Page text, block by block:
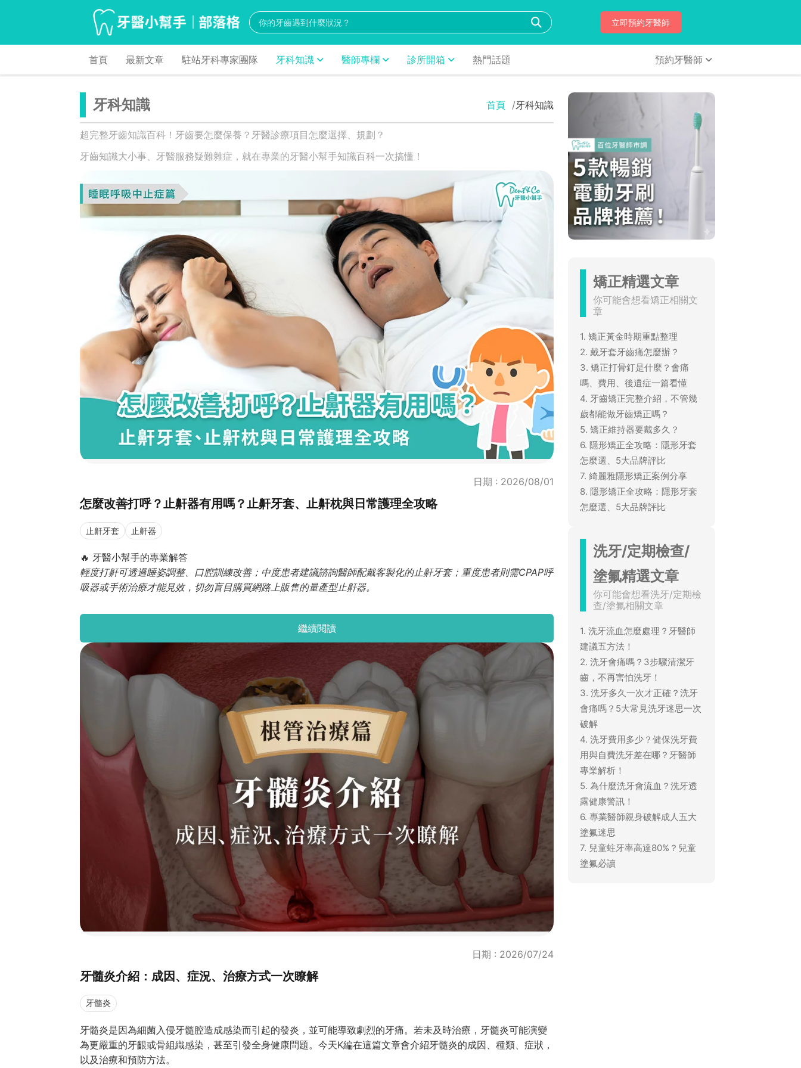
立即預約牙醫師
首頁 最新文章 駐站牙科專家團隊 牙科知識 醫師專欄 診所開箱 熱門話題 預約牙醫師
牙科知識 首頁 牙科知識
超完整牙齒知識百科！牙齒要怎麼保養？牙醫診療項目怎麼選擇、規劃？
牙齒知識大小事、牙醫服務疑難雜症，就在專業的牙醫小幫手知識百科一次搞懂！
日期 : 2026/08/01
怎麼改善打呼？止鼾器有用嗎？止鼾牙套、止鼾枕與日常護理全攻略
止鼾牙套 止鼾器
🔥 牙醫小幫手的專業解答
輕度打鼾可透過睡姿調整、口腔訓練改善；中度患者建議諮詢醫師配戴客製化的止鼾牙套；重度患者則需CPAP呼
吸器或手術治療才能見效，切勿盲目購買網路上販售的量產型止鼾器。
繼續閱讀
日期 : 2026/07/24
牙髓炎介紹：成因、症況、治療方式一次瞭解
牙髓炎
牙髓炎是因為細菌入侵牙髓腔造成感染而引起的發炎，並可能導致劇烈的牙痛。若未及時治療，牙髓炎可能演變
為更嚴重的牙齦或骨組織感染，甚至引發全身健康問題。今天K編在這篇文章會介紹牙髓炎的成因、種類、症狀，
以及治療和預防方法。
矯正精選文章
你可能會想看矯正相關文
章
1. 矯正黃金時期重點整理
2. 戴牙套牙齒痛怎麼辦？
3. 矯正打骨釘是什麼？會痛
嗎、費用、後遺症一篇看懂
4. 牙齒矯正完整介紹，不管幾
歲都能做牙齒矯正嗎？
5. 矯正維持器要戴多久？
6. 隱形矯正全攻略：隱形牙套
怎麼選、5大品牌評比
7. 綺麗雅隱形矯正案例分享
8. 隱形矯正全攻略：隱形牙套
怎麼選、5大品牌評比
洗牙/定期檢查/
塗氟精選文章
你可能會想看洗牙/定期檢
查/塗氟相關文章
1. 洗牙流血怎麼處理？牙醫師
建議五方法！
2. 洗牙會痛嗎？3步驟清潔牙
齒，不再害怕洗牙！
3. 洗牙多久一次才正確？洗牙
會痛嗎？5大常見洗牙迷思一次
破解
4. 洗牙費用多少？健保洗牙費
用與自費洗牙差在哪？牙醫師
專業解析！
5. 為什麼洗牙會流血？洗牙透
露健康警訊！
6. 專業醫師親身破解成人五大
塗氟迷思
7. 兒童蛀牙率高達80%？兒童
塗氟必讀